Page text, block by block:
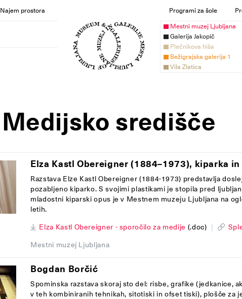
Najem prostora Programi za šole
Mestni muzej Ljubljana
Galerija Jakopič
Plečnikova hiša
Bežigrajska galerija 1
Vila Zlatica
Medijsko središče
Elza Kastl Obereigner (1884–1973), kiparka
Razstava Elze Kastl Obereigner (1884-1973) predstavlja
pozabljeno kiparko. S svojimi plastikami je stopila pred
mladostni kiparski opus je v Mestnem muzeju Ljubljana na
letih.
Elza Kastl Obereigner - sporočilo za medije (.doc) |
Mestni muzej Ljubljana
Bogdan Borčić
Spominska razstava skoraj sto del: risbe, grafike (jedkanice,
v teh kombiniranih tehnikah, sitotiski in ofset tiski), plošče za